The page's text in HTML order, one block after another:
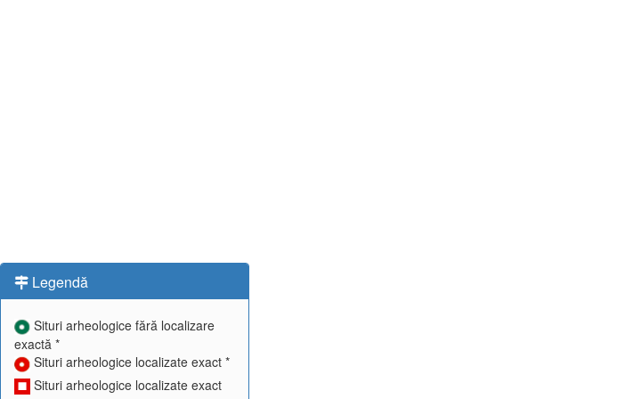
Legendă
Situri arheologice fără localizare
exactă *
Situri arheologice localizate exact *
Situri arheologice localizate exact